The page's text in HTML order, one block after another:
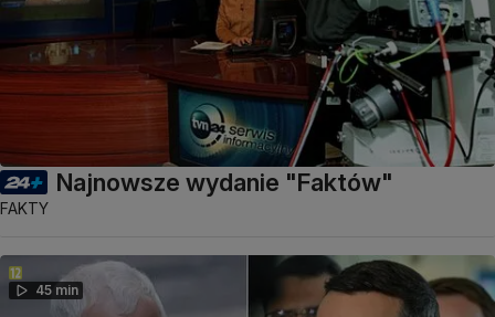
Najnowsze wydanie "Faktów"
FAKTY
45 min